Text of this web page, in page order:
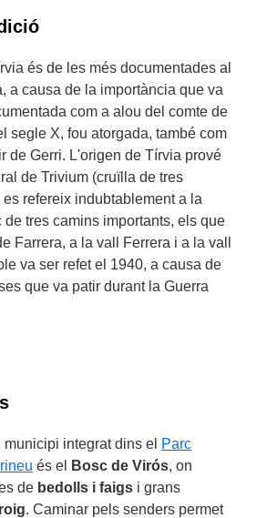
és de les més documentades al
a causa de la importància que va
com a alou del comte de
segle X, fou atorgada, també com
de Gerri. L'origen de Tírvia prové
de Trivium (cruïlla de tres
refereix indubtablement a la
tres camins importants, els que
Farrera, a la vall Ferrera i a la vall
va ser refet el 1940, a causa de
que va patir durant la Guerra
integrat dins el Parc
és el Bosc de Virós, on
de bedolls i faigs i grans
. Caminar pels senders permet